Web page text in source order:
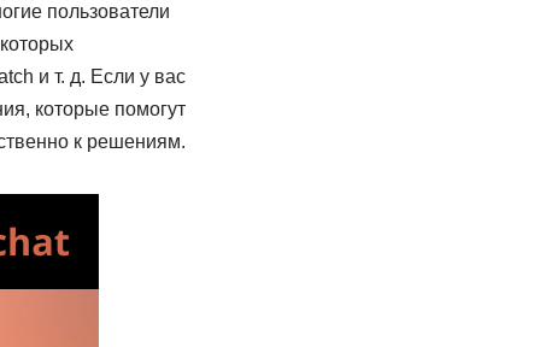
пользователи
и т. д. Если у вас
которые помогут
к решениям.